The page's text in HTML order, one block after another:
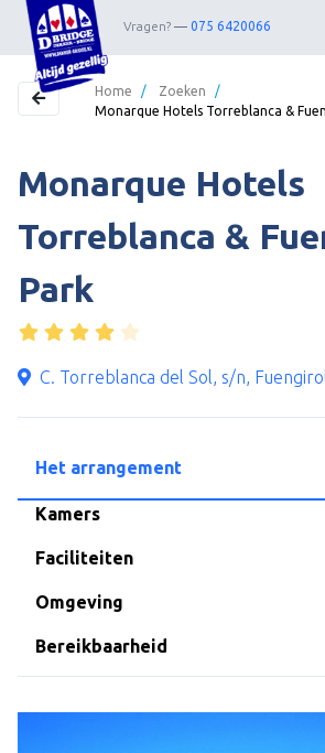
Vragen? 075 6420066
Webshop
Nieuwsbrief
Contact
Over Dekker-Bridge
Home / Zoeken
/
Monarque Hotels Torreblanca &
Monarque Hotels
Torreblanca &
Park
C. Torreblanca del Sol, s/n,
Het arrangement
Kamers
Faciliteiten
Omgeving
Bereikbaarheid